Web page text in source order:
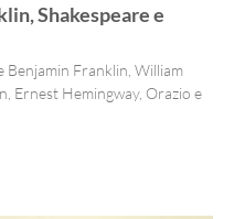
Shakespeare e
Benjamin Franklin, William
Ernest Hemingway, Orazio e